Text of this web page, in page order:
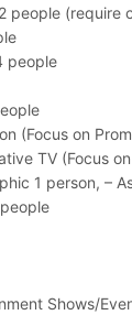
people (require
people
(Focus on
TV (Focus
1 person, –
Shows/